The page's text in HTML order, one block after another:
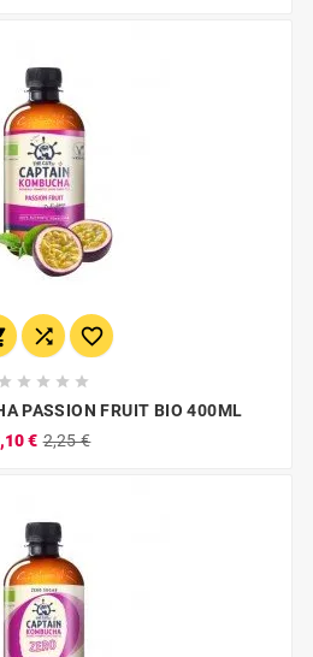
 
    
PASSION FRUIT BIO 400ML
€ 2,25 €